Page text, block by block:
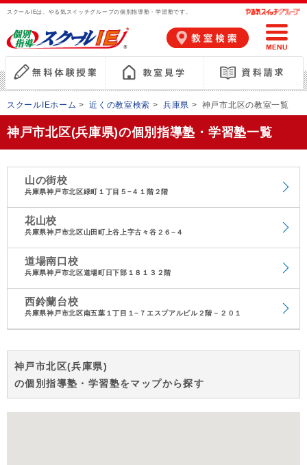
スクールIEは、やる気スイッチグループの個別指導塾・学習塾です。
スクールIEホーム > 近くの教室検索 > 兵庫県 > 神戸市北区の教室一覧
神戸市北区(兵庫県)の個別指導塾・学習塾一覧
山の街校
兵庫県神戸市北区緑町１丁目５−４１階２階
花山校
兵庫県神戸市北区山田町上谷上字古々谷２６−４
道場南口校
兵庫県神戸市北区道場町日下部１８１３２階
西鈴蘭台校
兵庫県神戸市北区南五葉１丁目１−７エスプアルビル２階－２０１
神戸市北区(兵庫県)
の個別指導塾・学習塾をマップから探す